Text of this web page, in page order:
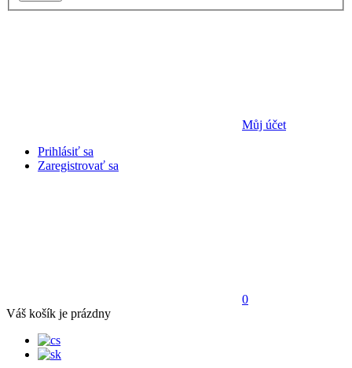
Můj účet
Prihlásiť sa
Zaregistrovať sa
0
Váš košík je prázdny